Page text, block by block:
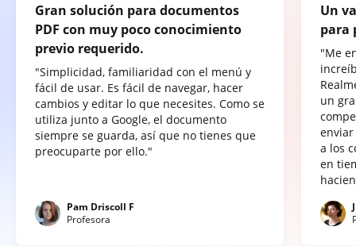
Gran solución para documentos
PDF con muy poco conocimiento
previo requerido.
"Simplicidad, familiaridad con el menú y
fácil de usar. Es fácil de navegar, hacer
cambios y editar lo que necesites. Como se
utiliza junto a Google, el documento
siempre se guarda, así que no tienes que
preocuparte por ello."
Pam Driscoll F
Profesora
Un
para
"Me
un
a los
en